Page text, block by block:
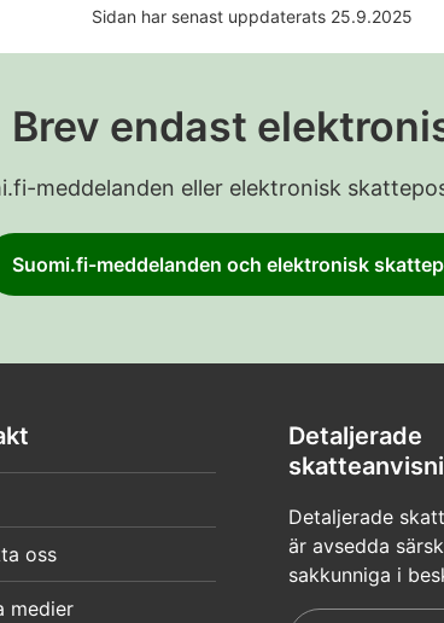
Sidan har senast uppdaterats 25.9.2025
Brev endast
meddelanden eller elektronisk
Suomi.fi-meddelanden och elektronisk
oss
medier
Detaljerade
Detaljerade
är avsedda
sakkunniga i